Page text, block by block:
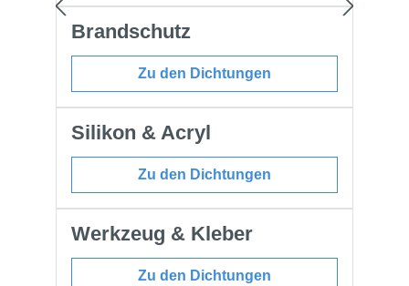
Brandschutz
Zu den Dichtungen
Silikon & Acryl
Zu den Dichtungen
Werkzeug & Kleber
Zu den Dichtungen